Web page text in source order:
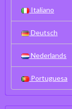
Italiano
Deutsch
Nederlands
Portuguesa